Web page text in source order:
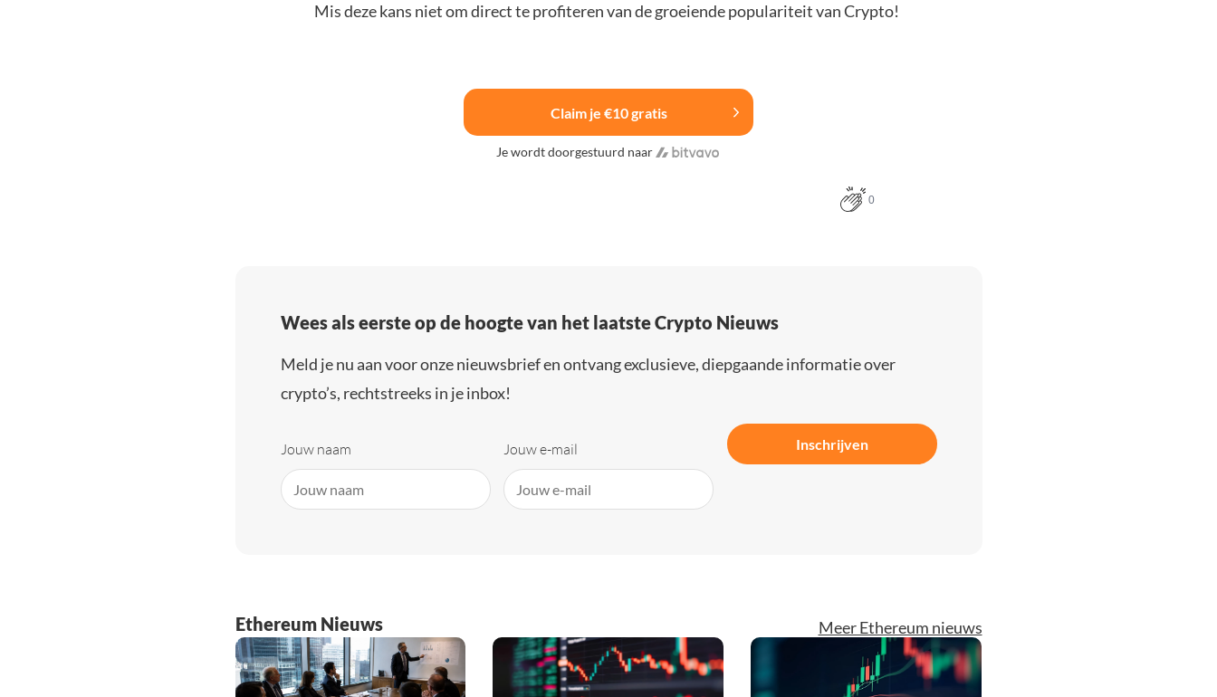
Mis deze kans niet om direct te profiteren van de groeiende populariteit van Crypto!
Claim je €10 gratis
Je wordt doorgestuurd naar
0
Wees als eerste op de hoogte van het laatste Crypto Nieuws
Meld je nu aan voor onze nieuwsbrief en ontvang exclusieve, diepgaande informatie over
crypto’s, rechtstreeks in je inbox!
Jouw naam Jouw e-mail Inschrijven
Ethereum Nieuws Meer Ethereum nieuws